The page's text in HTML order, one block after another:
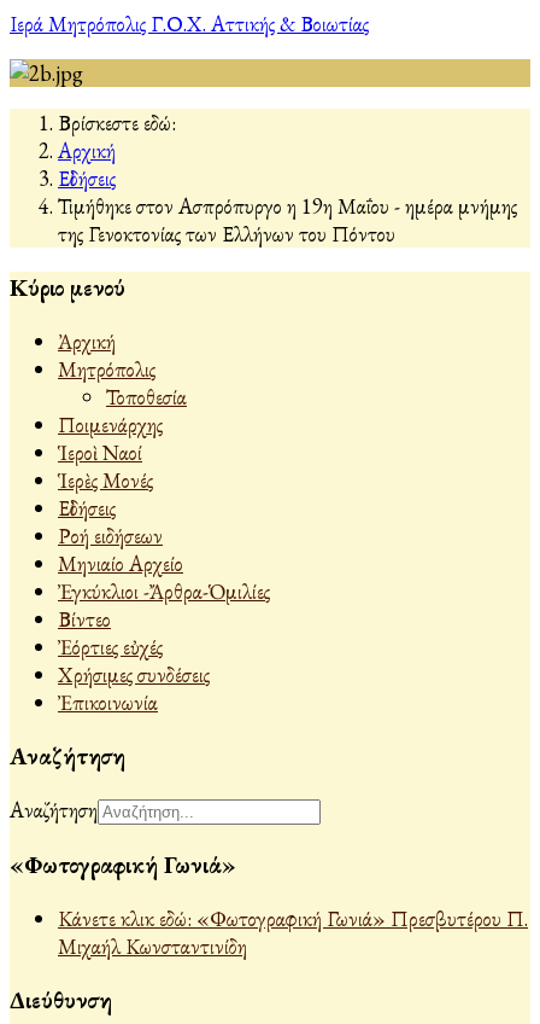
Ιερά Μητρόπολις Γ.Ο.Χ. Αττικής & Βοιωτίας
Βρίσκεστε εδώ:
Αρχική
Εἰδήσεις
Τιμήθηκε στον Ασπρόπυργο η 19η Μαΐου - ημέρα μνήμης
της Γενοκτονίας των Ελλήνων του Πόντου
Κύριο μενού
Ἀρχική
Μητρόπολις
Τοποθεσία
Ποιμενάρχης
Ἱεροὶ Ναοί
Ἱερὲς Μονές
Εἰδήσεις
Ροή ειδήσεων
Μηνιαίο Αρχείο
Ἐγκύκλιοι -Ἄρθρα-Ὁμιλίες
Βίντεο
Ἐόρτιες εὐχές
Χρήσιμες συνδέσεις
Ἐπικοινωνία
Αναζήτηση
Αναζήτηση
«Φωτογραφική Γωνιά»
Κάνετε κλικ εδώ: «Φωτογραφική Γωνιά» Πρεσβυτέρου Π.
Μιχαήλ Κωνσταντινίδη
Διεύθυνση